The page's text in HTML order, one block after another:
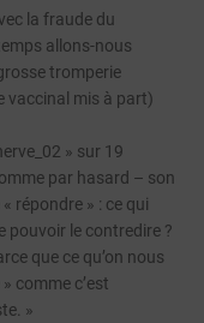
la fraude du
allons-nous
tromperie
vaccinal mis à part)
» sur 19
par hasard – son
répondre » : ce qui
pouvoir le contredire ?
que ce qu’on nous
comme c’est
»